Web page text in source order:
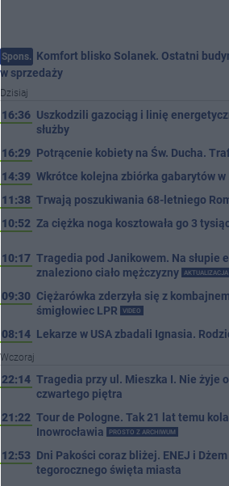
Spons. Komfort blisko Solanek. Ostatni
w sprzedaży
Dzisiaj
16:36 Uszkodzili gazociąg i linię
służby
16:29 Potrącenie kobiety na Św. Ducha.
14:39 Wkrótce kolejna zbiórka gabarytów w
11:38 Trwają poszukiwania 68-letniego
10:52 Za ciężka noga kosztowała go 3
10:17 Tragedia pod Janikowem. Na słupie
znaleziono ciało mężczyzny
AKTUALIZACJA
09:30 Ciężarówka zderzyła się z
śmigłowiec LPR
VIDEO
08:14 Lekarze w USA zbadali Ignasia.
Wczoraj
22:14 Tragedia przy ul. Mieszka I. Nie żyje
czwartego piętra
21:22 Tour de Pologne. Tak 21 lat temu
Inowrocławia
PROSTO Z ARCHIWUM
12:53 Dni Pakości coraz bliżej. ENEJ i
tegorocznego święta miasta